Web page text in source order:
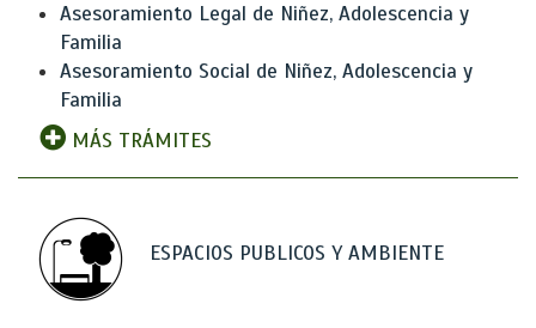
Asesoramiento Legal de Niñez, Adolescencia y
Familia
Asesoramiento Social de Niñez, Adolescencia y
Familia
MÁS TRÁMITES
ESPACIOS PUBLICOS Y AMBIENTE